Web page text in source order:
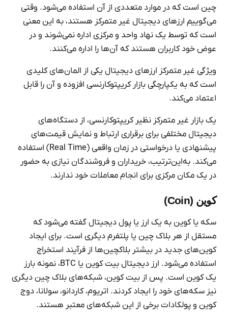
چین است که در موارد متعددی از آن استفاده می‌شود. وقتی
می‌گوییم ارزهای دیجیتال غیر متمرکز هستند، به این معنی
است که توسط یک نهاد واحد و مرکزی اداره نمی‌شوند و در
عوض خود کاربران هستند که آن‌ها را اداره می‌کنند.
ویژگی غیر متمرکز ارزهای دیجیتال یکی از المان‌های کلیدی
است که به یکپارچگی بازار کریپتوکارنسی افزوده و آن را قابل
‌اعتماد می‌کند.
یک بازار غیر متمرکز نظیر کریپتوکارنسی، از دستگاه‌های
دیجیتال مختلفی برای برقراری ارتباط و نمایش قیمت‌های
پیشنهادی یا درخواستی در زمان واقعی (Real Time) استفاده
می‌کند. به‌این‌ترتیب، خریداران و فروشندگان نیازی به حضور
در یک مکان مرکزی برای انجام معاملات خود ندارند.
کوین (Coin)
سکه یا کوین به یک ارز یا پول دیجیتال گفته می‌شود که
مستقل از هر بلاک چین یا پلتفرم دیگری است. برای ایجاد
کوین‌های جدید در بیشتر بلاکچین‌ها از فرآیند استخراج
استفاده می‌شود. ارز دیجیتال بیت کوین یا BTC، نمونه بارز
یک کوین است. پس از بیت کوین، شبکه‌های بلاک چین دیگری
نیز سکه‌های خود را ایجاد کردند. اتریوم، کاردانو، سولانا، دوج
کوین و پولکادات برخی از این شبکه‌های معتبر هستند.